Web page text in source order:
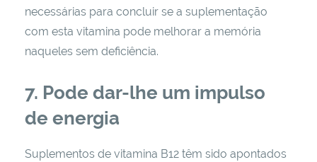
necessárias para concluir se a suplementação
com esta vitamina pode melhorar a memória
naqueles sem deficiência.
7. Pode dar-lhe um impulso
de energia
Suplementos de vitamina B12 têm sido apontados